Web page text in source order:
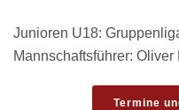
Junioren U18:
Mannschaftsführer: Oliver
Termine